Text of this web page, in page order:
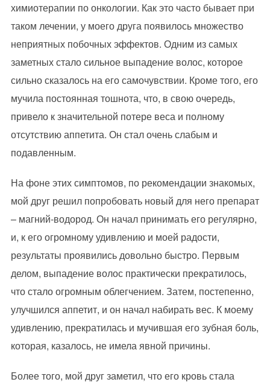
химиотерапии по онкологии. Как это часто бывает при
таком лечении, у моего друга появилось множество
неприятных побочных эффектов. Одним из самых
заметных стало сильное выпадение волос, которое
сильно сказалось на его самочувствии. Кроме того, его
мучила постоянная тошнота, что, в свою очередь,
привело к значительной потере веса и полному
отсутствию аппетита. Он стал очень слабым и
подавленным.
На фоне этих симптомов, по рекомендации знакомых,
мой друг решил попробовать новый для него препарат
– магний-водород. Он начал принимать его регулярно,
и, к его огромному удивлению и моей радости,
результаты проявились довольно быстро. Первым
делом, выпадение волос практически прекратилось,
что стало огромным облегчением. Затем, постепенно,
улучшился аппетит, и он начал набирать вес. К моему
удивлению, прекратилась и мучившая его зубная боль,
которая, казалось, не имела явной причины.
Более того, мой друг заметил, что его кровь стала